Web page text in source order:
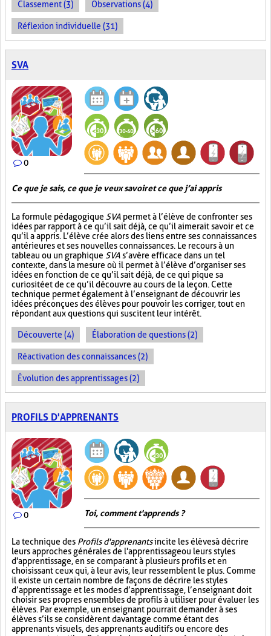
Classement (3) Observations (4)
Réflexion individuelle (31)
SVA
0
Ce que je sais, ce que je veux savoir et ce que j’ai appris
La formule pédagogique SVA permet à l’élève de confronter ses
idées par rapport à ce qu’il sait déjà, ce qu’il aimerait savoir et ce
qu’il a appris. L’élève crée alors des liens entre ses connaissances
antérieures et ses nouvelles connaissances. Le recours à un
tableau ou un graphique SVA s’avère efficace dans un tel
contexte, dans la mesure où il permet à l’élève d’organiser ses
idées en fonction de ce qu’il sait déjà, de ce qui pique sa
curiosité et de ce qu’il découvre au cours de la leçon. Cette
technique permet également à l’enseignant de découvrir les
idées préconçues des élèves pour pouvoir les corriger, tout en
répondant aux questions qui suscitent leur intérêt.
Découverte (4) Élaboration de questions (2)
Réactivation des connaissances (2)
Évolution des apprentissages (2)
PROFILS D'APPRENANTS
0 Toi, comment t'apprends ?
La technique des Profils d'apprenantsincite les élèves à décrire
leurs approches générales de l'apprentissage ou leurs styles
d'apprentissage, en se comparant à plusieurs profils et en
choisissant ceux qui, à leur avis, leur ressemblent le plus. Comme
il existe un certain nombre de façons de décrire les styles
d’apprentissage et les modes d’apprentissage, l’enseignant doit
choisir ses propres ensembles de profils à utiliser pour évaluer les
élèves. Par exemple, un enseignant pourrait demander à ses
élèves s’ils se considèrent davantage comme étant des
apprenants visuels, des apprenants auditifs ou encore des